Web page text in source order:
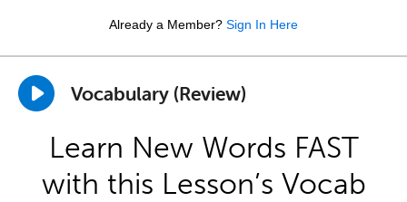
Already a Member? Sign In Here
Vocabulary (Review)
Learn New Words FAST
with this Lesson’s Vocab